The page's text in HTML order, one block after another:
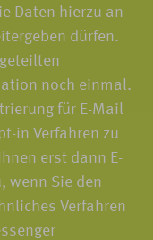
Daten hierzu an
dürfen.
noch einmal.
für E-Mail
in Verfahren zu
erst dann E-
wenn Sie den
Verfahren